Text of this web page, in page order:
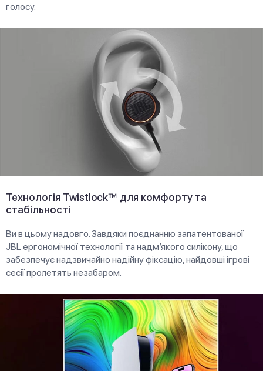
голосу.
Технологія Twistlock™ для комфорту та
стабільності
Ви в цьому надовго. Завдяки поєднанню запатентованої
JBL ергономічної технології та надм’якого силікону, що
забезпечує надзвичайно надійну фіксацію, найдовші ігрові
сесії пролетять незабаром.